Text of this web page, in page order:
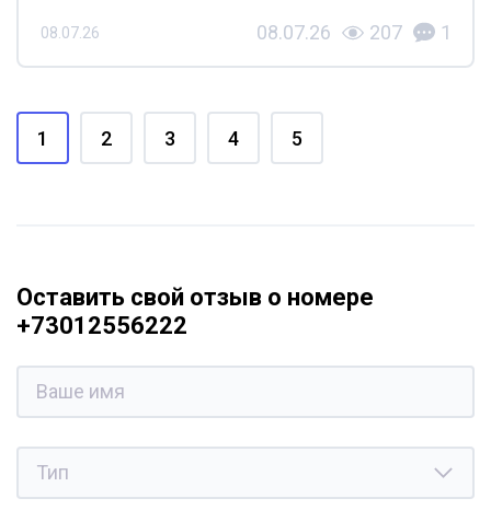
08.07.26 08.07.26 207 1
1 2 3 4 5
Оставить свой отзыв о номере
+73012556222